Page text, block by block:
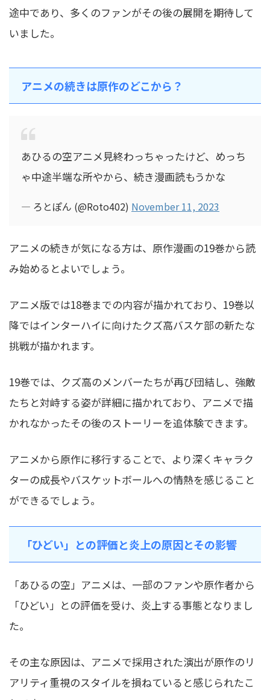
途中であり、多くのファンがその後の展開を期待して
いました。
アニメの続きは原作のどこから？
あひるの空アニメ見終わっちゃったけど、めっち
ゃ中途半端な所やから、続き漫画読もうかな
— ろとぽん (@Roto402) November 11, 2023
アニメの続きが気になる方は、原作漫画の19巻から読
み始めるとよいでしょう。
アニメ版では18巻までの内容が描かれており、19巻以
降ではインターハイに向けたクズ高バスケ部の新たな
挑戦が描かれます。
19巻では、クズ高のメンバーたちが再び団結し、強敵
たちと対峙する姿が詳細に描かれており、アニメで描
かれなかったその後のストーリーを追体験できます。
アニメから原作に移行することで、より深くキャラク
ターの成長やバスケットボールへの情熱を感じること
ができるでしょう。
「ひどい」との評価と炎上の原因とその影響
「あひるの空」アニメは、一部のファンや原作者から
「ひどい」との評価を受け、炎上する事態となりまし
た。
その主な原因は、アニメで採用された演出が原作のリ
アリティ重視のスタイルを損ねていると感じられたこ